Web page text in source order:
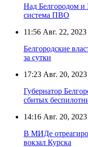
Над Белгородом и
система ПВО
11:56 Авг. 22, 2023
Белгородские
за сутки
17:23 Авг. 20, 2023
Губернатор
сбитых
14:16 Авг. 20, 2023
В МИДе
вокзал Курска